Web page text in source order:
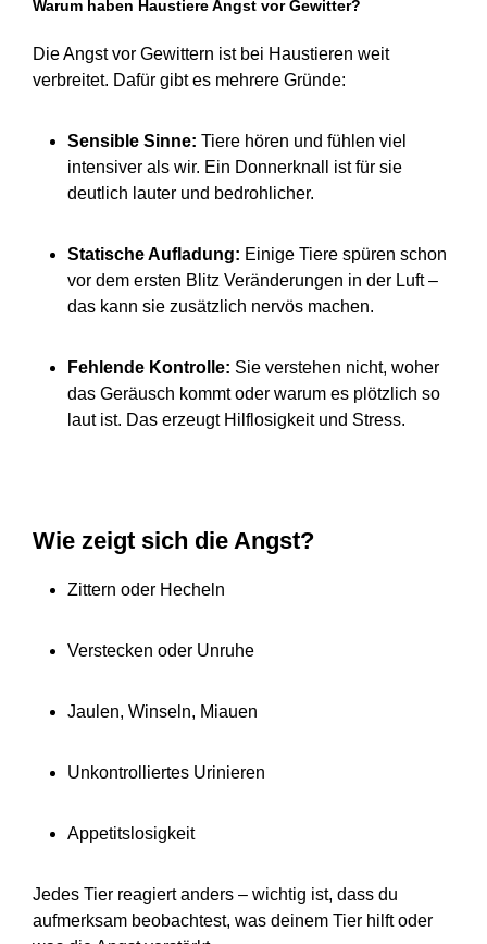
Warum haben Haustiere Angst vor Gewitter?
Die Angst vor Gewittern ist bei Haustieren weit
verbreitet. Dafür gibt es mehrere Gründe:
Sensible Sinne: Tiere hören und fühlen viel
intensiver als wir. Ein Donnerknall ist für sie
deutlich lauter und bedrohlicher.
Statische Aufladung: Einige Tiere spüren schon
vor dem ersten Blitz Veränderungen in der Luft –
das kann sie zusätzlich nervös machen.
Fehlende Kontrolle: Sie verstehen nicht, woher
das Geräusch kommt oder warum es plötzlich so
laut ist. Das erzeugt Hilflosigkeit und Stress.
Wie zeigt sich die Angst?
Zittern oder Hecheln
Verstecken oder Unruhe
Jaulen, Winseln, Miauen
Unkontrolliertes Urinieren
Appetitslosigkeit
Jedes Tier reagiert anders – wichtig ist, dass du
aufmerksam beobachtest, was deinem Tier hilft oder